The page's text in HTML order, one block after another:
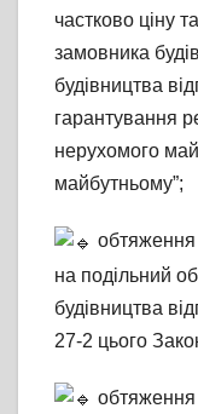
частково ціну
замовника
будівництва
гарантування
нерухомого
майбутньому”;
обтяження
на подільний
будівництва
27-2 цього
обтяження